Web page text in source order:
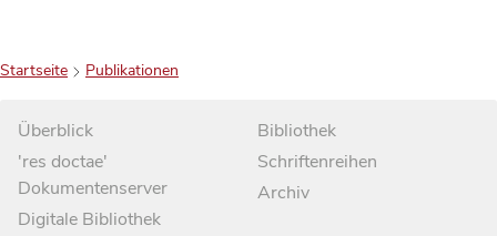
Startseite Publikationen
Überblick
'res doctae'
Dokumentenserver
Digitale Bibliothek
Bibliothek
Schriftenreihen
Archiv